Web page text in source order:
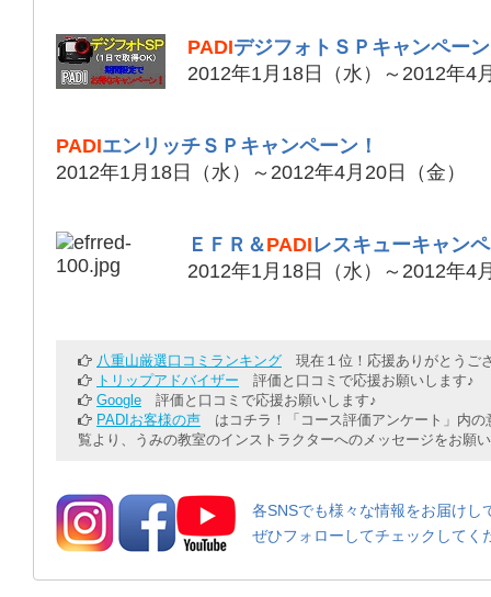
PADIデジフォトＳＰキャンペー
2012年1月18日（水）～2012年4
PADIエンリッチＳＰキャンペーン！
2012年1月18日（水）～2012年4月20日（金）
ＥＦＲ＆PADIレスキューキャン
2012年1月18日（水）～2012年4
八重山厳選口コミランキング 現在１位！応援ありがとうご
トリップアドバイザー 評価と口コミで応援お願いします♪
Google 評価と口コミで応援お願いします♪
PADIお客様の声 はコチラ！「コース評価アンケート」内の
覧より、うみの教室のインストラクターへのメッセージをお願
各SNSでも様々な情報をお届けし
ぜひフォローしてチェックしてく